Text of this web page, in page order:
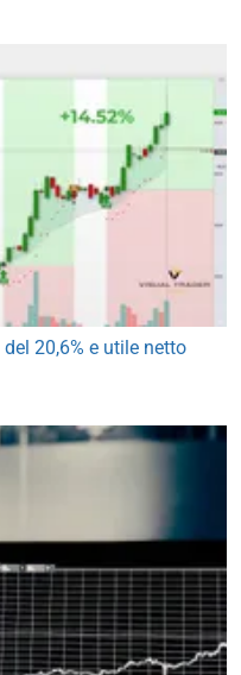
20,6% e utile netto